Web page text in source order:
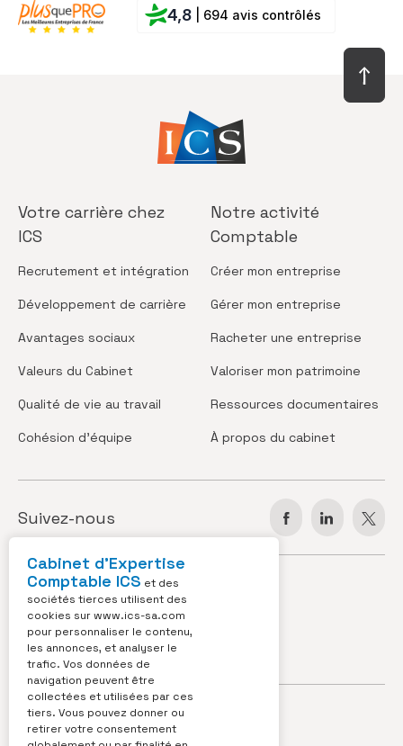
4,8 | 694 avis contrôlés
Votre carrière chez
ICS
Recrutement et intégration
Développement de carrière
Avantages sociaux
Valeurs du Cabinet
Qualité de vie au travail
Cohésion d’équipe
Notre activité
Comptable
Créer mon entreprise
Gérer mon entreprise
Racheter une entreprise
Valoriser mon patrimoine
Ressources documentaires
À propos du cabinet
Suivez-nous
JOBS
VIDÉOS
OUTILS
Siège social :
ICS | Espace Européen de l'entreprise
Cabinet d’Expertise
Comptable ICS et des
sociétés tierces utilisent des
cookies surwww.ics-sa.com
pour personnaliser le contenu,
les annonces, et analyser le
trafic. Vos données de
navigation peuvent être
collectées et utilisées par ces
tiers. Vous pouvez donner ou
retirer votre consentement